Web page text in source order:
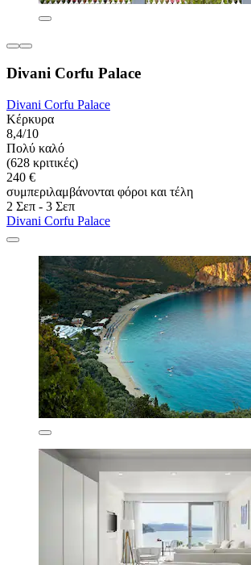
Divani Corfu Palace
Divani Corfu Palace
Κέρκυρα
8,4/10
Πολύ καλό
(628 κριτικές)
240 €
συμπεριλαμβάνονται φόροι και τέλη
2 Σεπ - 3 Σεπ
Divani Corfu Palace